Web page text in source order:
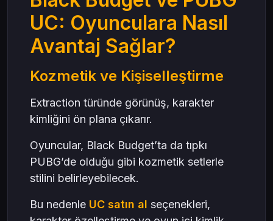
UC: Oyunculara Nasıl
Avantaj Sağlar?
Kozmetik ve Kişiselleştirme
Extraction türünde görünüş, karakter
kimliğini ön plana çıkarır.
Oyuncular, Black Budget’ta da tıpkı
PUBG’de olduğu gibi kozmetik setlerle
stilini belirleyebilecek.
Bu nedenle UC satın al seçenekleri,